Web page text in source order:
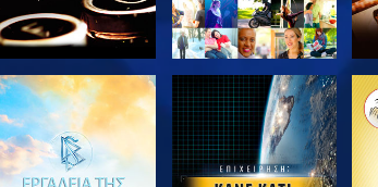
ΠΑΡΑΚΟΛΟΥΘΗΣΤΕ
ΕΞΕΡΕΥΝΗΣΤΕ ΤΗ
ΣΕΙΡΑ